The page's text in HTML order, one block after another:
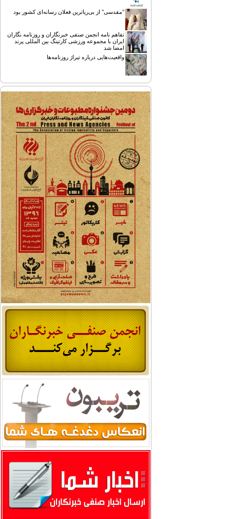
"مقدسی" از بی‌ریاترین فعلان رسانه‌ای کشور بود
تفاهم نامه انجمن صنفی خبرنگاران و روزنامه نگاران
ایران با مجموعه ورزشی کارتینگ بین المللی پرند
امضا شد
واقعیت‌هایی درباره تیراژ روزنامه‌ها